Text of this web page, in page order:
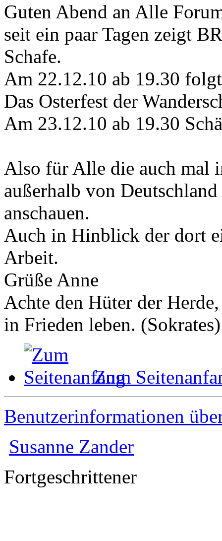
Guten Abend an Alle
seit ein paar Tagen zeigt
Schafe.
Am 22.12.10 ab 19.30
Das Osterfest der
Am 23.12.10 ab 19.30
Also für Alle die auch mal
außerhalb von
anschauen.
Auch in Hinblick der dort
Arbeit.
Grüße Anne
Achte den Hüter der
in Frieden leben. (Sokrates)
Zum
Benutzerinformationen
Susanne Zander
Fortgeschrittener